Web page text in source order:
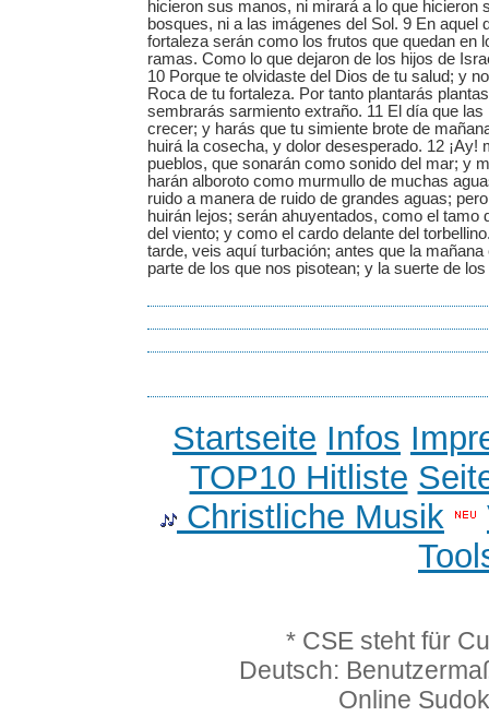
hicieron sus manos, ni mirará a lo que hicieron
bosques, ni a las imágenes del Sol. 9 En aquel
fortaleza serán como los frutos que quedan en
ramas. Como lo que dejaron de los hijos de
10 Porque te olvidaste del Dios de tu salud; y
Roca de tu fortaleza. Por tanto plantarás
sembrarás sarmiento extraño. 11 El día que
crecer; y harás que tu simiente brote de
huirá la cosecha, y dolor desesperado. 12 ¡Ay!
pueblos, que sonarán como sonido del mar; y
harán alboroto como murmullo de muchas
ruido a manera de ruido de grandes aguas;
huirán lejos; serán ahuyentados, como el tamo
del viento; y como el cardo delante del
tarde, veis aquí turbación; antes que la mañana
parte de los que nos pisotean; y la suerte de
Startseite Infos
TOP10 Hitliste
Christliche Musik
* CSE steht für
Deutsch:
Online